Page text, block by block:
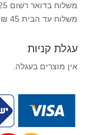
משלוח בדואר רשום 25 ₪
משלוח עד הבית 45 ₪
עגלת קניות
אין מוצרים בעגלה.